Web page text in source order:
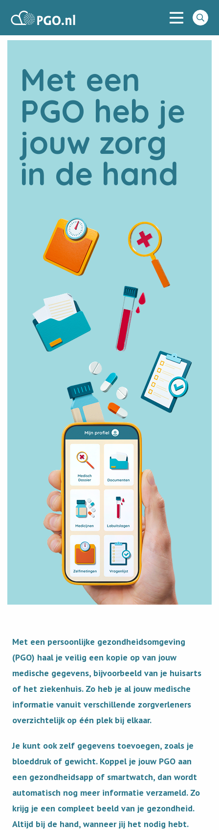
PGO
Menu
Go
to
Met een
PGO heb je
jouw zorg
in de hand
Met een persoonlijke gezondheidsomgeving
(PGO) haal je veilig een kopie op van jouw
medische gegevens, bijvoorbeeld van je huisarts
of het ziekenhuis. Zo heb je al jouw medische
informatie vanuit verschillende zorgverleners
overzichtelijk op één plek bij elkaar.
Je kunt ook zelf gegevens toevoegen, zoals je
bloeddruk of gewicht. Koppel je jouw PGO aan
een gezondheidsapp of smartwatch, dan wordt
automatisch nog meer informatie verzameld. Zo
krijg je een compleet beeld van je gezondheid.
Altijd bij de hand, wanneer jij het nodig hebt.